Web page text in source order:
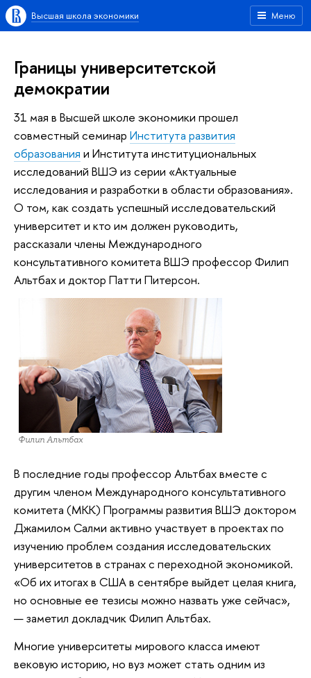
Меню
Высшая школа экономики
Границы университетской
демократии
31 мая в Высшей школе экономики прошел
совместный семинар Института развития
образования и Института институциональных
исследований ВШЭ из серии «Актуальные
исследования и разработки в области образования».
О том, как создать успешный исследовательский
университет и кто им должен руководить,
рассказали члены Международного
консультативного комитета ВШЭ профессор Филип
Альтбах и доктор Патти Питерсон.
Филип Альтбах
В последние годы профессор Альтбах вместе с
другим членом Международного консультативного
комитета (МКК) Программы развития ВШЭ доктором
Джамилом Салми активно участвует в проектах по
изучению проблем создания исследовательских
университетов в странах с переходной экономикой.
«Об их итогах в США в сентябре выйдет целая книга,
но основные ее тезисы можно назвать уже сейчас»,
— заметил докладчик Филип Альтбах.
Многие университеты мирового класса имеют
вековую историю, но вуз может стать одним из